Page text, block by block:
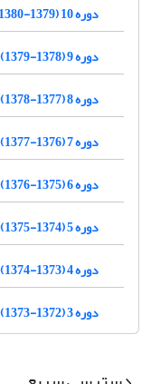
دوره 10 (1379-1380)
دوره 9 (1378-1379)
دوره 8 (1377-1378)
دوره 7 (1376-1377)
دوره 6 (1375-1376)
دوره 5 (1374-1375)
دوره 4 (1373-1374)
دوره 3 (1372-1373)